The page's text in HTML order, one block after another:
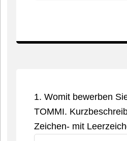
1. Womit bewerben
TOMMI.
Zeichen- mit